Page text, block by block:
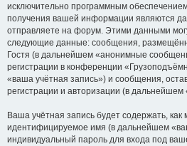
исключительно программным
получения вашей информации являются
отправляете на форум. Этими данными
следующие данные: сообщения,
Гостя (в дальнейшем «анонимные
регистрации в конференции
«ваша учётная запись») и сообщения,
регистрации и авторизации (в
Ваша учётная запись будет содержать,
идентифицируемое имя (в дальнейшем
индивидуальный пароль для входа под